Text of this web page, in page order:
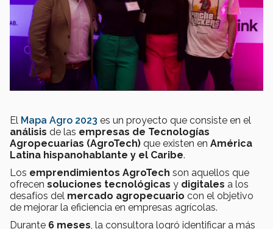
El Mapa Agro 2023 es un proyecto que consiste en el
análisis de las empresas de Tecnologías
Agropecuarias (AgroTech) que existen en América
Latina hispanohablante y el Caribe.
Los emprendimientos AgroTech son aquellos que
ofrecen soluciones tecnológicas y digitales a los
desafíos del mercado agropecuario con el objetivo
de mejorar la eficiencia en empresas agrícolas.
Durante 6 meses , la consultora logró identificar a más